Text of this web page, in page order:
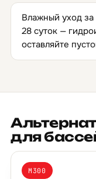
Влажный уход
28 суток —
оставляйте
для
М300